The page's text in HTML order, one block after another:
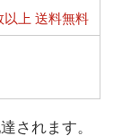
上 送料無料
されます。